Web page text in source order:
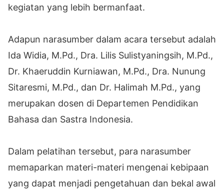
kegiatan yang lebih bermanfaat.
Adapun narasumber dalam acara tersebut adalah
Ida Widia, M.Pd., Dra. Lilis Sulistyaningsih, M.Pd.,
Dr. Khaeruddin Kurniawan, M.Pd., Dra. Nunung
Sitaresmi, M.Pd., dan Dr. Halimah M.Pd., yang
merupakan dosen di Departemen Pendidikan
Bahasa dan Sastra Indonesia.
Dalam pelatihan tersebut, para narasumber
memaparkan materi-materi mengenai kebipaan
yang dapat menjadi pengetahuan dan bekal awal